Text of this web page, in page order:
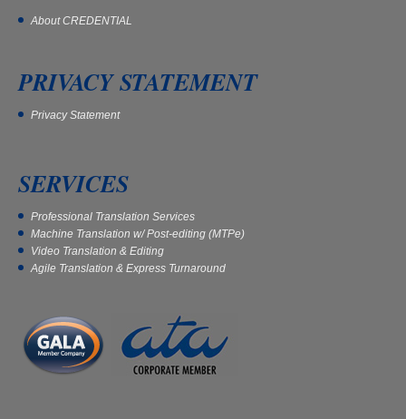
About CREDENTIAL
PRIVACY STATEMENT
Privacy Statement
SERVICES
Professional Translation Services
Machine Translation w/ Post-editing (MTPe)
Video Translation & Editing
Agile Translation & Express Turnaround